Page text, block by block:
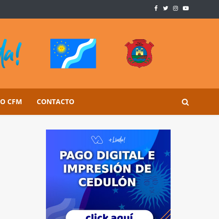
CFM CONTACTO